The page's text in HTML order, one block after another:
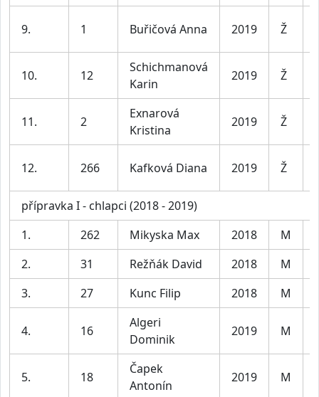
9. 1 Buřičová Anna 2019 Ž
10. 12
Schichmanová
Karin
2019 Ž
11. 2
Exnarová
Kristina
2019 Ž
12. 266 Kafková Diana 2019 Ž
přípravka I - chlapci (2018 - 2019)
1.
262 Mikyska Max 2018 M
2.
31 Režňák David 2018 M
3.
27 Kunc Filip 2018 M
4. 16
Algeri
Dominik
2019 M
5. 18
Čapek
Antonín
2019 M